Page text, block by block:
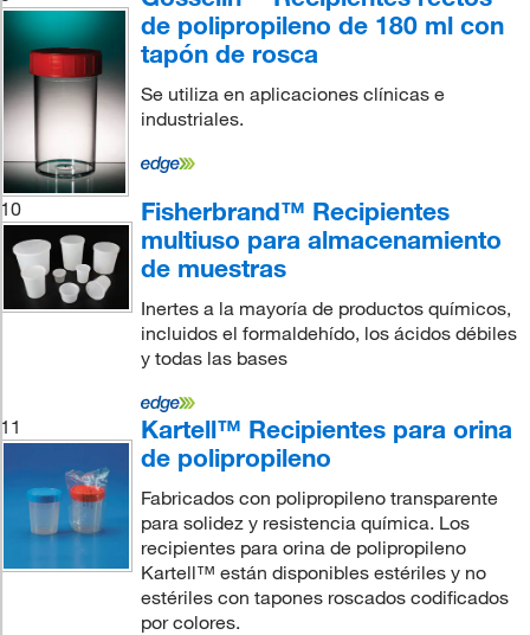
de polipropileno de 180 ml con
tapón de rosca
Se utiliza en aplicaciones clínicas e
industriales.
10
Fisherbrand™ Recipientes
multiuso para almacenamiento
de muestras
Inertes a la mayoría de productos químicos,
incluidos el formaldehído, los ácidos débiles
y todas las bases
11
Kartell™ Recipientes para orina
de polipropileno
Fabricados con polipropileno transparente
para solidez y resistencia química. Los
recipientes para orina de polipropileno
Kartell™ están disponibles estériles y no
estériles con tapones roscados codificados
por colores.